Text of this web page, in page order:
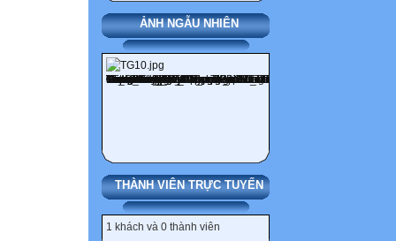
ẢNH NGẪU NHIÊN
THÀNH VIÊN TRỰC TUYẾN
1 khách và 0 thành viên